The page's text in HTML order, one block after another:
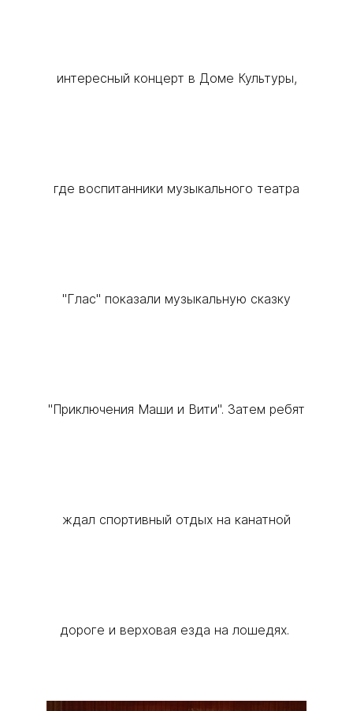
интересный концерт в Доме Культуры,
где воспитанники музыкального театра
"Глас" показали музыкальную сказку
"Приключения Маши и Вити". Затем ребят
ждал спортивный отдых на канатной
дороге и верховая езда на лошедях.